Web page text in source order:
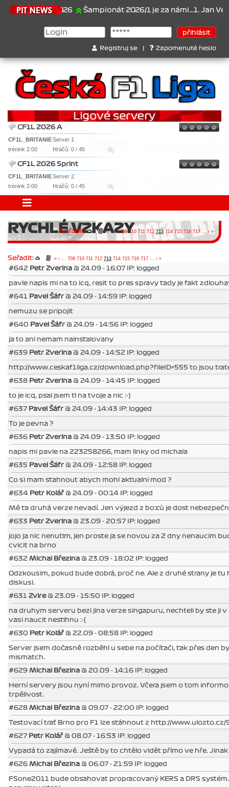
21.6.2026 Šampionát 2026/1 je za námi...1. Jan Veselý ,
Registruj se Zapomenuté heslo
CF1L 2026 A
CF1L_BRITANIEServer 1
trénink 2:00
Hráčů: 0 / 45
CF1L 2026 Sprint
CF1L_BRITANIEServer 2
trénink 2:00
Hráčů: 0 / 45
RYCHLÉ VZKAZY
Seřadit: « ‹ ... 709 710 711 712 713 714 715 716 717 › »
Seřadit: « ‹ 709 710 711 712 713 714 715 716 717 › »
#642 Petr Zverina @ 24.09 - 16:07 IP: logged
pavle napis mi na to icq, resit to pres spravy tady je fakt
#641 Pavel Šáfr @ 24.09 - 14:59 IP: logged
nemuzu se pripojit
#640 Pavel Šáfr @ 24.09 - 14:56 IP: logged
ja to ani nemam nainstalovany
#639 Petr Zverina @ 24.09 - 14:52 IP: logged
http://www.ceskaf1liga.cz/download.php?fileID=555 to jsou
#638 Petr Zverina @ 24.09 - 14:45 IP: logged
to je icq, psal jsem ti na tvoje a nic :-)
#637 Pavel Šáfr @ 24.09 - 14:43 IP: logged
To je pevna ?
#636 Petr Zverina @ 24.09 - 13:50 IP: logged
napis mi pavle na 223258266, mam linky od michala
#635 Pavel Šáfr @ 24.09 - 12:58 IP: logged
Co si mam stahnout abych mohl aktualni mod ?
#634 Petr Kolář @ 24.09 - 00:14 IP: logged
Mě ta druhá verze nevadí. Jen výjezd z boxů je dost
#633 Petr Zverina @ 23.09 - 20:57 IP: logged
jojo ja nic nenutim, jen proste ja se novou za 2 dny nenaucim
cvicit na brno
#632 Michal Březina @ 23.09 - 18:02 IP: logged
Odzkousim, pokud bude dobrá, proč ne. Ale z druhé strany je
diskusi.
#631 Zvire@ 23.09 - 15:50 IP: logged
na druhym serveru bezi jina verze singapuru, nechteli by ste ji
vasi naucit nestihnu :-(
#630 Petr Kolář @ 22.09 - 08:58 IP: logged
Server jsem dočasně rozběhl u sebe na počítači, tak přes den
mismatch.
#629 Michal Březina @ 20.09 - 14:16 IP: logged
Herní servery jsou nyní mimo provoz. Včera jsem o tom
trpělivost.
#628 Michal Březina @ 09.07 - 22:00 IP: logged
Testovací trať Brno pro F1 lze stáhnout z http://www.ulozto.cz/
#627 Petr Kolář @ 08.07 - 16:53 IP: logged
Vypadá to zajímavě. Ještě by to chtělo vidět přímo ve hře.
#626 Michal Březina @ 06.07 - 21:59 IP: logged
FSone2011 bude obsahovat propracovaný KERS a DRS